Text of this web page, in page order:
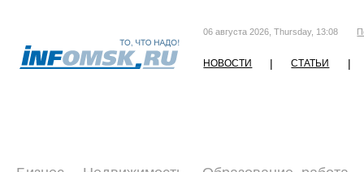
06 августа 2026, Thursday, 13:08
НОВОСТИ | СТАТЬИ |